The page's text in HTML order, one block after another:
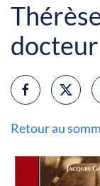
docteur
Retour au